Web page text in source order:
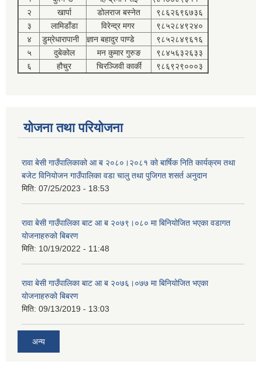
२
खार्पा डोलराज बस्नेत
९८६२६९६७३६
३
लामिडाँडा विरेन्द्र मगर
९८५२८४९२४०
४
डुम्रेधारापानी ज्ञान बहादुर पाण्डे
९८५२८४९६१६
५
दुबेकोल मन कुमार गुरुङ
९८४५६३२६३३
६
हौचुर चिरञ्जिवी कार्की ९८६९२९०००३
योजना तथा परियोजना
रावा बेसी गाउँपालिकाको आ ब २०८०।२०८१ को बार्षिक निति कार्यक्रम तथा
बजेट विनियोजन गाउँपालिका वडा चालु तथा पुजिगत शसर्त अनुदान
मिति: 07/25/2023 - 18:53
रावा बेसी गाउँपालिका बाट आ ब २०७९।०८० मा बिनियोजित भएका वडागत
योजनाहरुको बिबरण
मिति: 10/19/2022 - 11:48
रावा बेसी गाउँपालिका बाट आ ब २०७६।०७७ मा बिनियोजित भएका
योजनाहरुको बिबरण
मिति: 09/13/2019 - 13:03
अन्य